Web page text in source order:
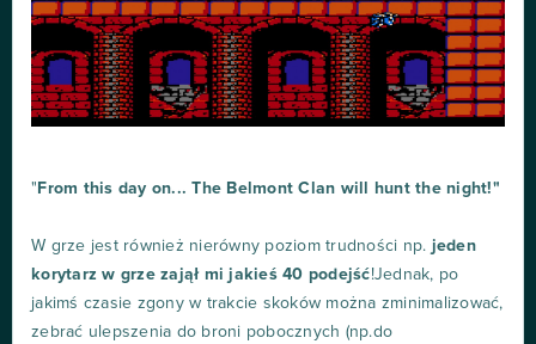
" From this day on... The Belmont Clan will hunt the night!"
W grze jest również nierówny poziom trudności np. jeden
korytarz w grze zajął mi jakieś 40 podejść!Jednak, po
jakimś czasie zgony w trakcie skoków można zminimalizować,
zebrać ulepszenia do broni pobocznych (np.do